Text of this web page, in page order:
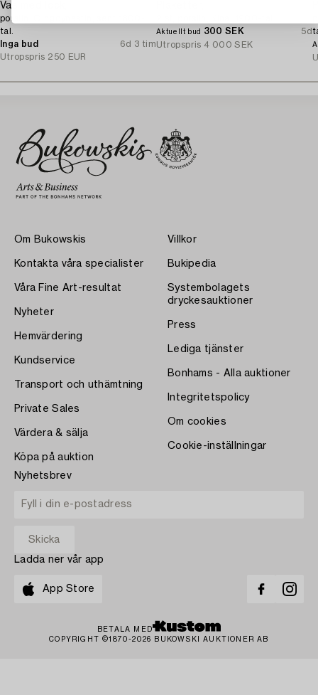
Vas med lock,
porslin. Qingdynastin, sent 1800-
tal.
Inga bud
6d 3 tim
Utropspris 250 EUR
Aktuellt bud 300 SEK
5d
Utropspris 4 000 SEK
Om Bukowskis
Kontakta våra specialister
Våra Fine Art-resultat
Nyheter
Hemvärdering
Kundservice
Transport och uthämtning
Private Sales
Värdera & sälja
Köpa på auktion
Villkor
Bukipedia
Systembolagets
dryckesauktioner
Press
Lediga tjänster
Bonhams - Alla auktioner
Integritetspolicy
Om cookies
Cookie-inställningar
Nyhetsbrev
Ladda ner vår app
App Store
BETALA MED
COPYRIGHT ©1870-2026 BUKOWSKI AUKTIONER AB